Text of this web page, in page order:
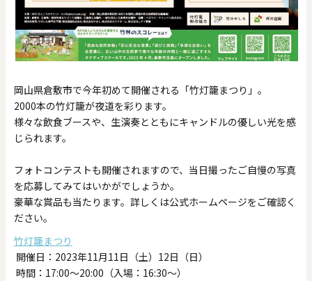
岡山県倉敷市で今年初めて開催される「竹灯籠まつり」。
2000本の竹灯籠が夜道を彩ります。
様々な飲食ブースや、生演奏とともにキャンドルの優しい光を感
じられます。
フォトコンテストも開催されますので、当日撮ったご自慢の写真
を応募してみてはいかがでしょうか。
豪華な賞品も当たります。詳しくは公式ホームページをご確認く
ださい。
竹灯籠まつり
開催日：2023年11月11日（土）12日（日）
時間：17:00～20:00（入場：16:30〜）